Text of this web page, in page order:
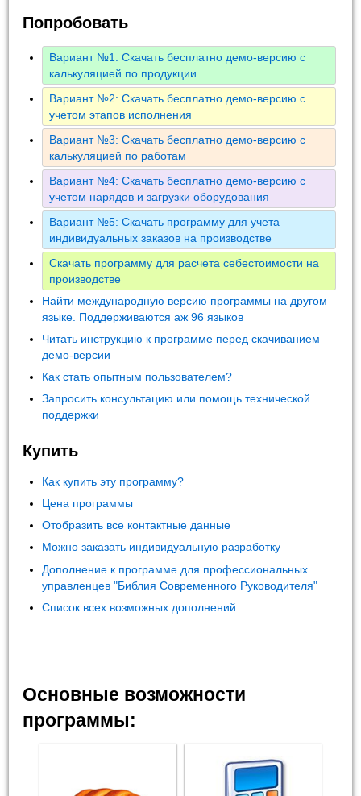
Попробовать
Вариант №1: Скачать бесплатно демо-версию с
калькуляцией по продукции
Вариант №2: Скачать бесплатно демо-версию с
учетом этапов исполнения
Вариант №3: Скачать бесплатно демо-версию с
калькуляцией по работам
Вариант №4: Скачать бесплатно демо-версию с
учетом нарядов и загрузки оборудования
Вариант №5: Скачать программу для учета
индивидуальных заказов на производстве
Скачать программу для расчета себестоимости на
производстве
Найти международную версию программы на другом
языке. Поддерживаются аж 96 языков
Читать инструкцию к программе перед скачиванием
демо-версии
Как стать опытным пользователем?
Запросить консультацию или помощь технической
поддержки
Купить
Как купить эту программу?
Цена программы
Отобразить все контактные данные
Можно заказать индивидуальную разработку
Дополнение к программе для профессиональных
управленцев "Библия Современного Руководителя"
Список всех возможных дополнений
Основные возможности
программы: